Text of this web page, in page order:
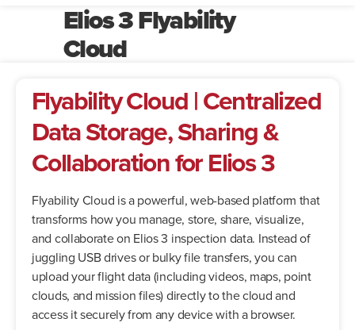
Elios 3 Flyability
Cloud
Flyability Cloud | Centralized
Data Storage, Sharing &
Collaboration for Elios 3
Flyability Cloud is a powerful, web-based platform that
transforms how you manage, store, share, visualize,
and collaborate on Elios 3 inspection data. Instead of
juggling USB drives or bulky file transfers, you can
upload your flight data (including videos, maps, point
clouds, and mission files) directly to the cloud and
access it securely from any device with a browser.